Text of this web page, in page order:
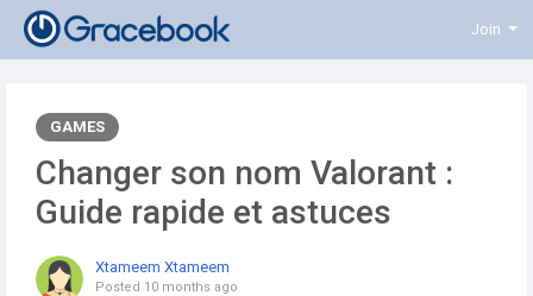
Join
GAMES
Changer son nom Valorant :
Guide rapide et astuces
Xtameem Xtameem
Posted 10 months ago